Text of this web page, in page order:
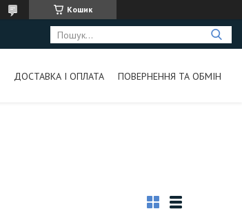
Кошик
ДОСТАВКА І ОПЛАТА ПОВЕРНЕННЯ ТА ОБМІН